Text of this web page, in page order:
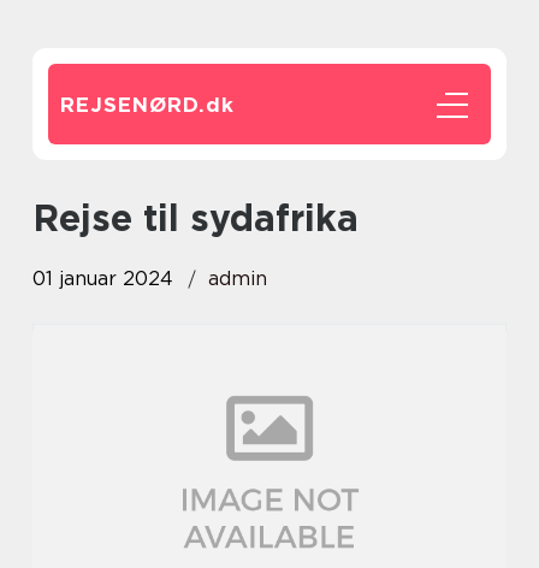
REJSENØRD.dk
rejse til sydafrika
01 januar 2024 admin